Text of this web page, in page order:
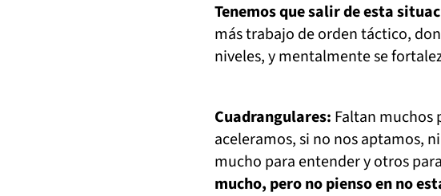
Tenemos que salir de esta
más trabajo de orden táctico,
niveles, y mentalmente se
Cuadrangulares: Faltan muchos
aceleramos, si no nos aptamos,
mucho para entender y otros
mucho, pero no pienso en no